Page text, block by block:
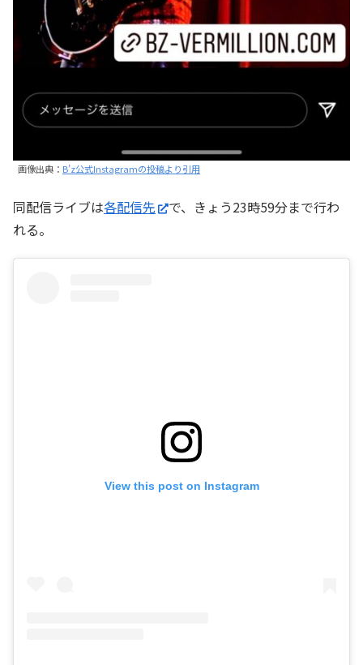
画像出典： B’z公式Instagramの投稿より引用
同配信ライブは各配信先
で、きょう23時59分まで行わ
れる。
View this post on Instagram